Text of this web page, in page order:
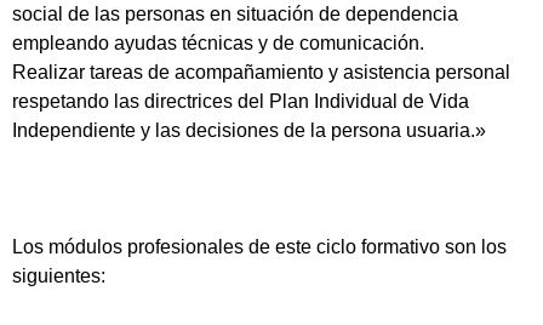
social de las personas en situación de dependencia
empleando ayudas técnicas y de comunicación.
Realizar tareas de acompañamiento y asistencia personal
respetando las directrices del Plan Individual de Vida
Independiente y las decisiones de la persona usuaria.»
Los módulos profesionales de este ciclo formativo son los
siguientes: